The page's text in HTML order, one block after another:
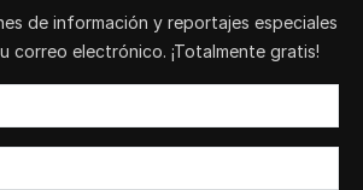
de información y reportajes especiales
correo electrónico. ¡Totalmente gratis!